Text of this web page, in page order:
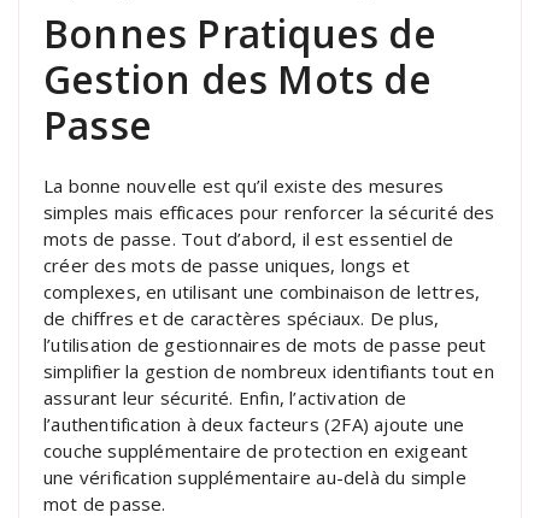
Bonnes Pratiques de
Gestion des Mots de
Passe
La bonne nouvelle est qu’il existe des mesures
simples mais efficaces pour renforcer la sécurité des
mots de passe. Tout d’abord, il est essentiel de
créer des mots de passe uniques, longs et
complexes, en utilisant une combinaison de lettres,
de chiffres et de caractères spéciaux. De plus,
l’utilisation de gestionnaires de mots de passe peut
simplifier la gestion de nombreux identifiants tout en
assurant leur sécurité. Enfin, l’activation de
l’authentification à deux facteurs (2FA) ajoute une
couche supplémentaire de protection en exigeant
une vérification supplémentaire au-delà du simple
mot de passe.